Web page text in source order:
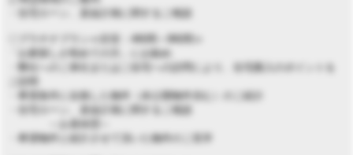
・住宅ローン、資金計画に関するご相談
「お家探しが初めての方」にお勧め
・希望条件に合致した物件（未公開物件含む）のご紹介
・希望物件と紹介させて頂いた物件のご見学